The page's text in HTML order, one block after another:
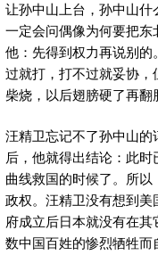
让孙中山上台，孙中山什
一定会问偶像为何要把
他：先得到权力再说别
过就打，打不过就妥协
柴烧，以后翅膀硬了再翻
汪精卫忘记不了孙中山
后，他就得出结论：此时
曲线救国的时候了。所
政权。汪精卫没有想到
府成立后日本就没有在其
数中国百姓的惨烈牺牲